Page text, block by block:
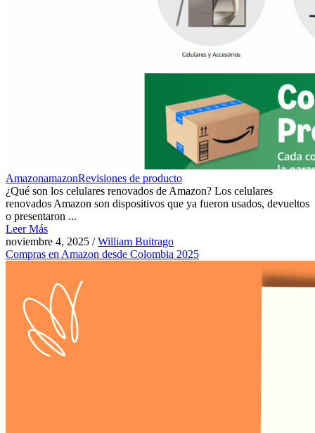
AmazonamazonRevisiones de producto
¿Qué son los celulares renovados de Amazon? Los celulares
renovados Amazon son dispositivos que ya fueron usados, devueltos
o presentaron ...
Leer Más
noviembre 4, 2025 /William Buitrago
Compras en Amazon desde Colombia 2025